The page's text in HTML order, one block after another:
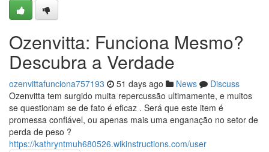
Ozenvitta: Funciona Mesmo?
Descubra a Verdade
ozenvittafunciona757193 51 days ago News
Discuss
Ozenvitta tem surgido muita repercussão ultimamente, e muitos
se questionam se de fato é eficaz . Será que este item é
promessa confiável, ou apenas mais uma enganação no setor de
perda de peso ?
https://kathryntmuh680526.wikinstructions.com/user